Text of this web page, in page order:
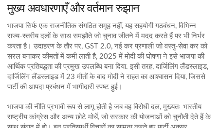
मुख्य अवधारणाएँ और वर्तमान रुझान
भाजपा सिर्फ एक राजनीतिक संगठित समूह नहीं, यह सहयोगी गठबंधन, विभिन्न
राज्य‑स्तरीय दलों के साथ समझौते जो चुनाव जीतने में मदद करते हैंपर भी निर्भर
करता है। उदाहरण के तौर पर, GST 2.0, नई कर प्रणाली जो वस्तु‑सेवा कर को
सरल बनाकर कीमतों में कमी लाती है, 2025 में मोदी की घोषणा ने इसे भाजपा की
आर्थिक प्रतिबद्धता की प्रमुख उपलब्धि बना दिया. इसी तरह, दार्जिलिंग लैंडस्लाइड,
दार्जिलिंग लैंडस्लाइड में 23 मौतों के बाद मोदी ने राहत का आश्वासन दिया, जिससे
पार्टी की आपदा प्रबंधन में भागीदारी स्पष्ट हुई।
भाजपा की नीति प्रभावी रूप से लागू होती है जब वह विरोधी दल, मुख्यतः भारतीय
राष्ट्रीय कांग्रेस और अन्य छोटे मोर्चे, जो सरकार की योजनाओं को चुनौती देते हैंके